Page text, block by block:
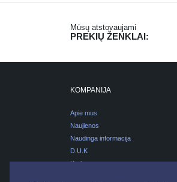
Mūsų atstovaujami
PREKIŲ ŽENKLAI:
KOMPANIJA
Apie mus
Naujienos
Naudinga informacija
D.U.K
Karjera